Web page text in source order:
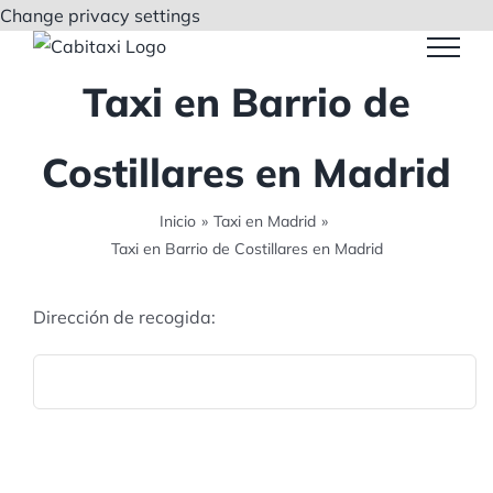
Change privacy settings
Taxi en Barrio de
Costillares en Madrid
Inicio » Taxi en Madrid »
Taxi en Barrio de Costillares en Madrid
Dirección de recogida: